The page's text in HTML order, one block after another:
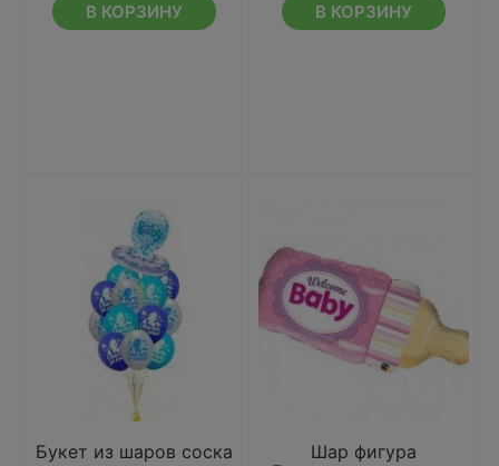
В КОРЗИНУ В КОРЗИНУ
Букет из шаров соска
Шар фигура